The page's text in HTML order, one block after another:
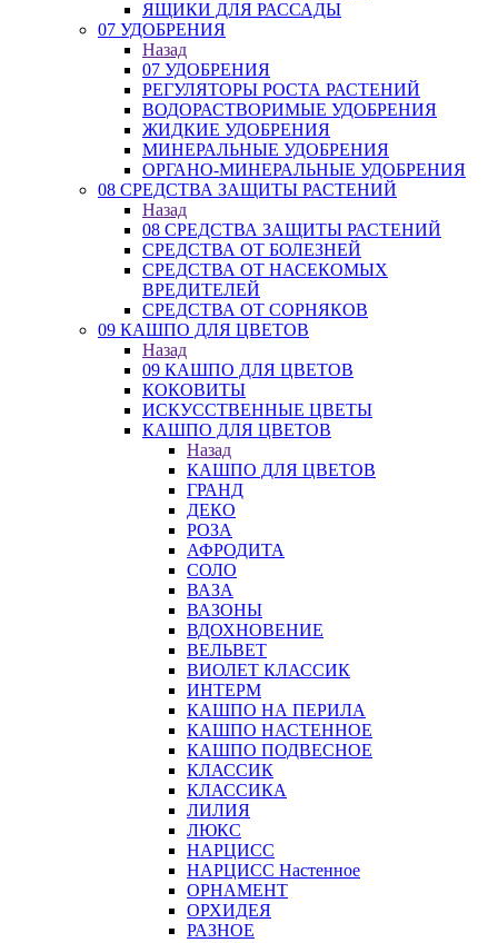
ЯЩИКИ ДЛЯ РАССАДЫ
07 УДОБРЕНИЯ
Назад
07 УДОБРЕНИЯ
РЕГУЛЯТОРЫ РОСТА РАСТЕНИЙ
ВОДОРАСТВОРИМЫЕ УДОБРЕНИЯ
ЖИДКИЕ УДОБРЕНИЯ
МИНЕРАЛЬНЫЕ УДОБРЕНИЯ
ОРГАНО-МИНЕРАЛЬНЫЕ УДОБРЕНИЯ
08 СРЕДСТВА ЗАЩИТЫ РАСТЕНИЙ
Назад
08 СРЕДСТВА ЗАЩИТЫ РАСТЕНИЙ
СРЕДСТВА ОТ БОЛЕЗНЕЙ
СРЕДСТВА ОТ НАСЕКОМЫХ
ВРЕДИТЕЛЕЙ
СРЕДСТВА ОТ СОРНЯКОВ
09 КАШПО ДЛЯ ЦВЕТОВ
Назад
09 КАШПО ДЛЯ ЦВЕТОВ
КОКОВИТЫ
ИСКУССТВЕННЫЕ ЦВЕТЫ
КАШПО ДЛЯ ЦВЕТОВ
Назад
КАШПО ДЛЯ ЦВЕТОВ
ГРАНД
ДЕКО
РОЗА
АФРОДИТА
СОЛО
ВАЗА
ВАЗОНЫ
ВДОХНОВЕНИЕ
ВЕЛЬВЕТ
ВИОЛЕТ КЛАССИК
ИНТЕРМ
КАШПО НА ПЕРИЛА
КАШПО НАСТЕННОЕ
КАШПО ПОДВЕСНОЕ
КЛАССИК
КЛАССИКА
ЛИЛИЯ
ЛЮКС
НАРЦИСС
НАРЦИСС Настенное
ОРНАМЕНТ
ОРХИДЕЯ
РАЗНОЕ